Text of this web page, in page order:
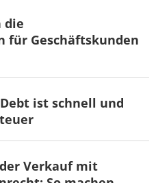
die
für Geschäftskunden
ist schnell und
Verkauf mit